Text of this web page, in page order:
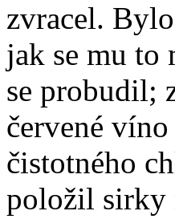
zvracel.
jak se mu to
se probudil;
červené
čistotného
položil sirky